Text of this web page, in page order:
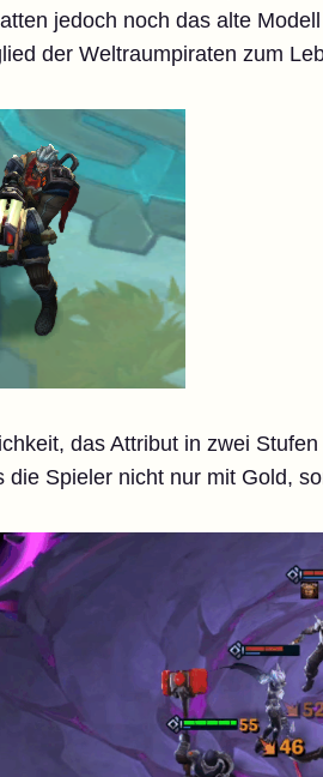
jedoch noch das alte
der Weltraumpiraten zum
das Attribut in zwei
Spieler nicht nur mit Gold,